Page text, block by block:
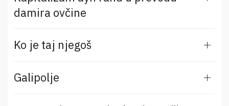
damira ovčine
Ko je taj njegoš
Galipolje